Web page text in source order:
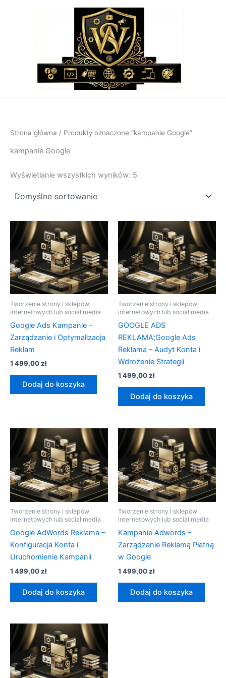
Strona główna / Produkty oznaczone “kampanie Google”
kampanie Google
Wyświetlanie wszystkich wyników: 5
Tworzenie strony i sklepów
internetowych lub social media
Google Ads Kampanie –
Zarządzanie i Optymalizacja
Reklam
1 499,00zł
Dodaj do koszyka
Tworzenie strony i sklepów
internetowych lub social media
GOOGLE ADS
REKLAMA;Google Ads
Reklama – Audyt Konta i
Wdrożenie Strategii
1 499,00zł
Dodaj do koszyka
Tworzenie strony i sklepów
internetowych lub social media
Google AdWords Reklama –
Konfiguracja Konta i
Uruchomienie Kampanii
1 499,00zł
Dodaj do koszyka
Tworzenie strony i sklepów
internetowych lub social media
Kampanie Adwords –
Zarządzanie Reklamą Płatną
w Google
1 499,00zł
Dodaj do koszyka